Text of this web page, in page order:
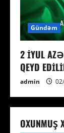
Gündəm
2 İYUL
QEYD
admin